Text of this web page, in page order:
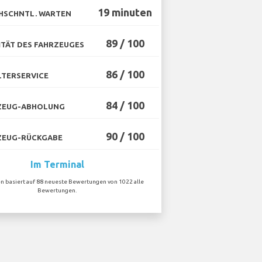
WARTEN 19 minuten
DES FAHRZEUGES 89 / 100
86 / 100
ABHOLUNG 84 / 100
RÜCKGABE 90 / 100
Im Terminal
basiert auf 88 neueste Bewertungen von 1022 alle
Bewertungen.